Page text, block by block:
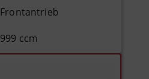
Frontantrieb
999 ccm